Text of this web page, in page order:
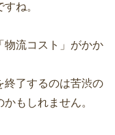
ね。
物流コスト」がかか
終了するのは苦渋の
もしれません。